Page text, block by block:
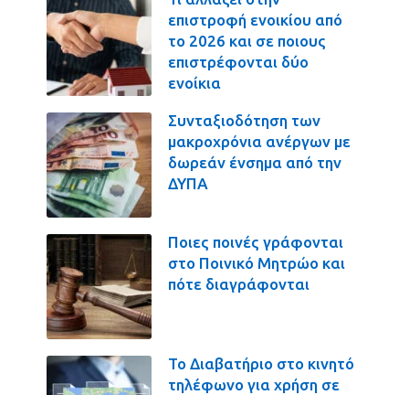
επιστροφή ενοικίου από
το 2026 και σε ποιους
επιστρέφονται δύο
ενοίκια
Συνταξιοδότηση των
μακροχρόνια ανέργων με
δωρεάν ένσημα από την
ΔΥΠΑ
Ποιες ποινές γράφονται
στο Ποινικό Μητρώο και
πότε διαγράφονται
Το Διαβατήριο στο κινητό
τηλέφωνο για χρήση σε